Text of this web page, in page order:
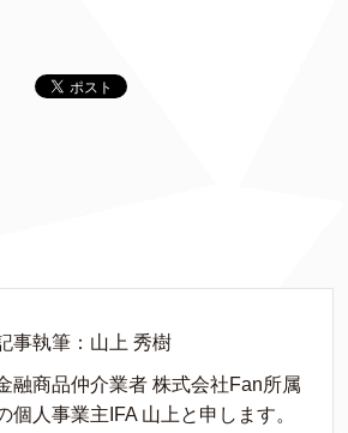
事執筆：山上 秀樹
融商品仲介業者 株式会社Fan所属
個人事業主IFA 山上と申します。